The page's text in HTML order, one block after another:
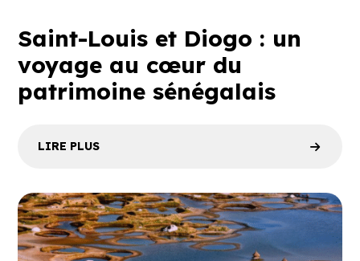
Saint-Louis et Diogo : un
voyage au cœur du
patrimoine sénégalais
LIRE PLUS